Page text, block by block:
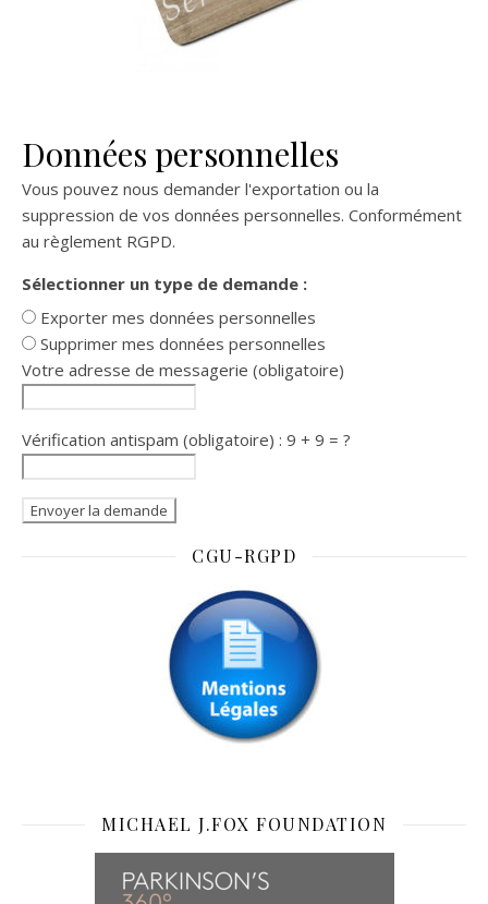
Données personnelles
Vous pouvez nous demander l'exportation ou la
suppression de vos données personnelles. Conformément
au règlement RGPD.
Sélectionner un type de demande :
Exporter mes données personnelles
Supprimer mes données personnelles
Votre adresse de messagerie (obligatoire)
Vérification antispam (obligatoire) : 9 + 9 = ?
CGU-RGPD
MICHAEL J.FOX FOUNDATION